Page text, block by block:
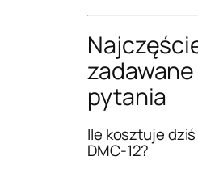
zadawane
pytania
Ile kosztuje
DMC-12?